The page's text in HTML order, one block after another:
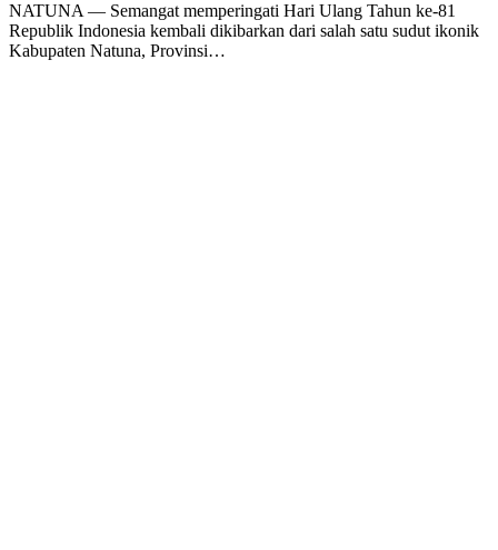
NATUNA — Semangat memperingati Hari Ulang Tahun ke-81
Republik Indonesia kembali dikibarkan dari salah satu sudut ikonik
Kabupaten Natuna, Provinsi…